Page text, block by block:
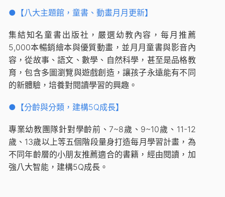
●【八大主題館，童書、動畫月月更新】
集結知名童書出版社，嚴選幼教內容，每月推薦
5,000本暢銷繪本與優質動畫，並月月童書與影音內
容，從故事、語文、數學、自然科學，甚至是品格教
育，包含多圖瀏覽與遊戲創造，讓孩子永遠能有不同
的新體驗，培養對閱讀學習的興趣。
●【分齡與分類，建構5Q成長】
專業幼教團隊針對學齡前、7~8歲、9~10歲、11-12
歲、13歲以上等五個階段量身打造每月學習計畫，為
不同年齡層的小朋友推薦適合的書籍，經由閱讀，加
強八大智能，建構5Q成長。